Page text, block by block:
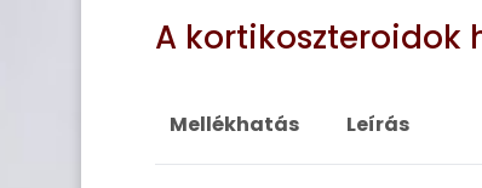
A kortikoszteroidok
Mellékhatás Leírás